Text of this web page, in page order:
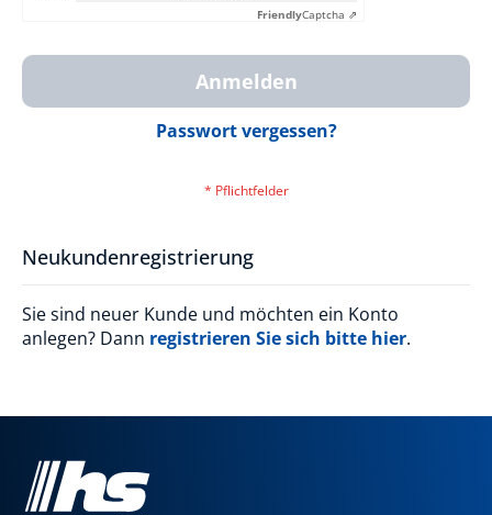
FriendlyCaptcha ⇗
Anmelden
Passwort vergessen?
Neukundenregistrierung
Sie sind neuer Kunde und möchten ein Konto
anlegen? Dann registrieren Sie sich bitte hier.